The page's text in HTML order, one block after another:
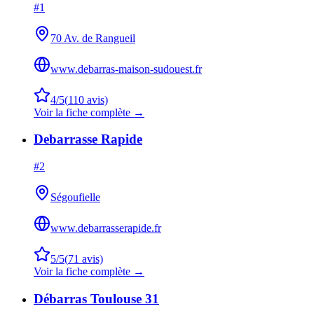
#1
70 Av. de Rangueil
www.debarras-maison-sudouest.fr
4/5(110 avis)
Voir la fiche complète →
Debarrasse Rapide
#2
Ségoufielle
www.debarrasserapide.fr
5/5(71 avis)
Voir la fiche complète →
Débarras Toulouse 31